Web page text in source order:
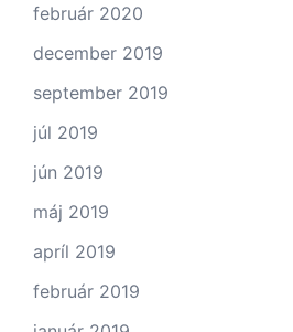
február 2020
december 2019
september 2019
júl 2019
jún 2019
máj 2019
apríl 2019
február 2019